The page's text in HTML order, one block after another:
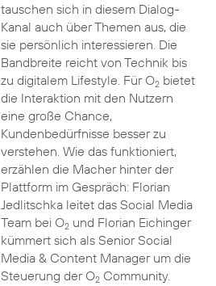
tauschen sich in diesem Dialog-
Kanal auch über Themen aus, die
sie persönlich interessieren. Die
Bandbreite reicht von Technik bis
zu digitalem Lifestyle. Für O2bietet
die Interaktion mit den Nutzern
eine große Chance,
Kundenbedürfnisse besser zu
verstehen. Wie das funktioniert,
erzählen die Macher hinter der
Plattform im Gespräch: Florian
Jedlitschka leitet das Social Media
Team bei O2und Florian Eichinger
kümmert sich als Senior Social
Media & Content Manager um die
Steuerung der O2Community.